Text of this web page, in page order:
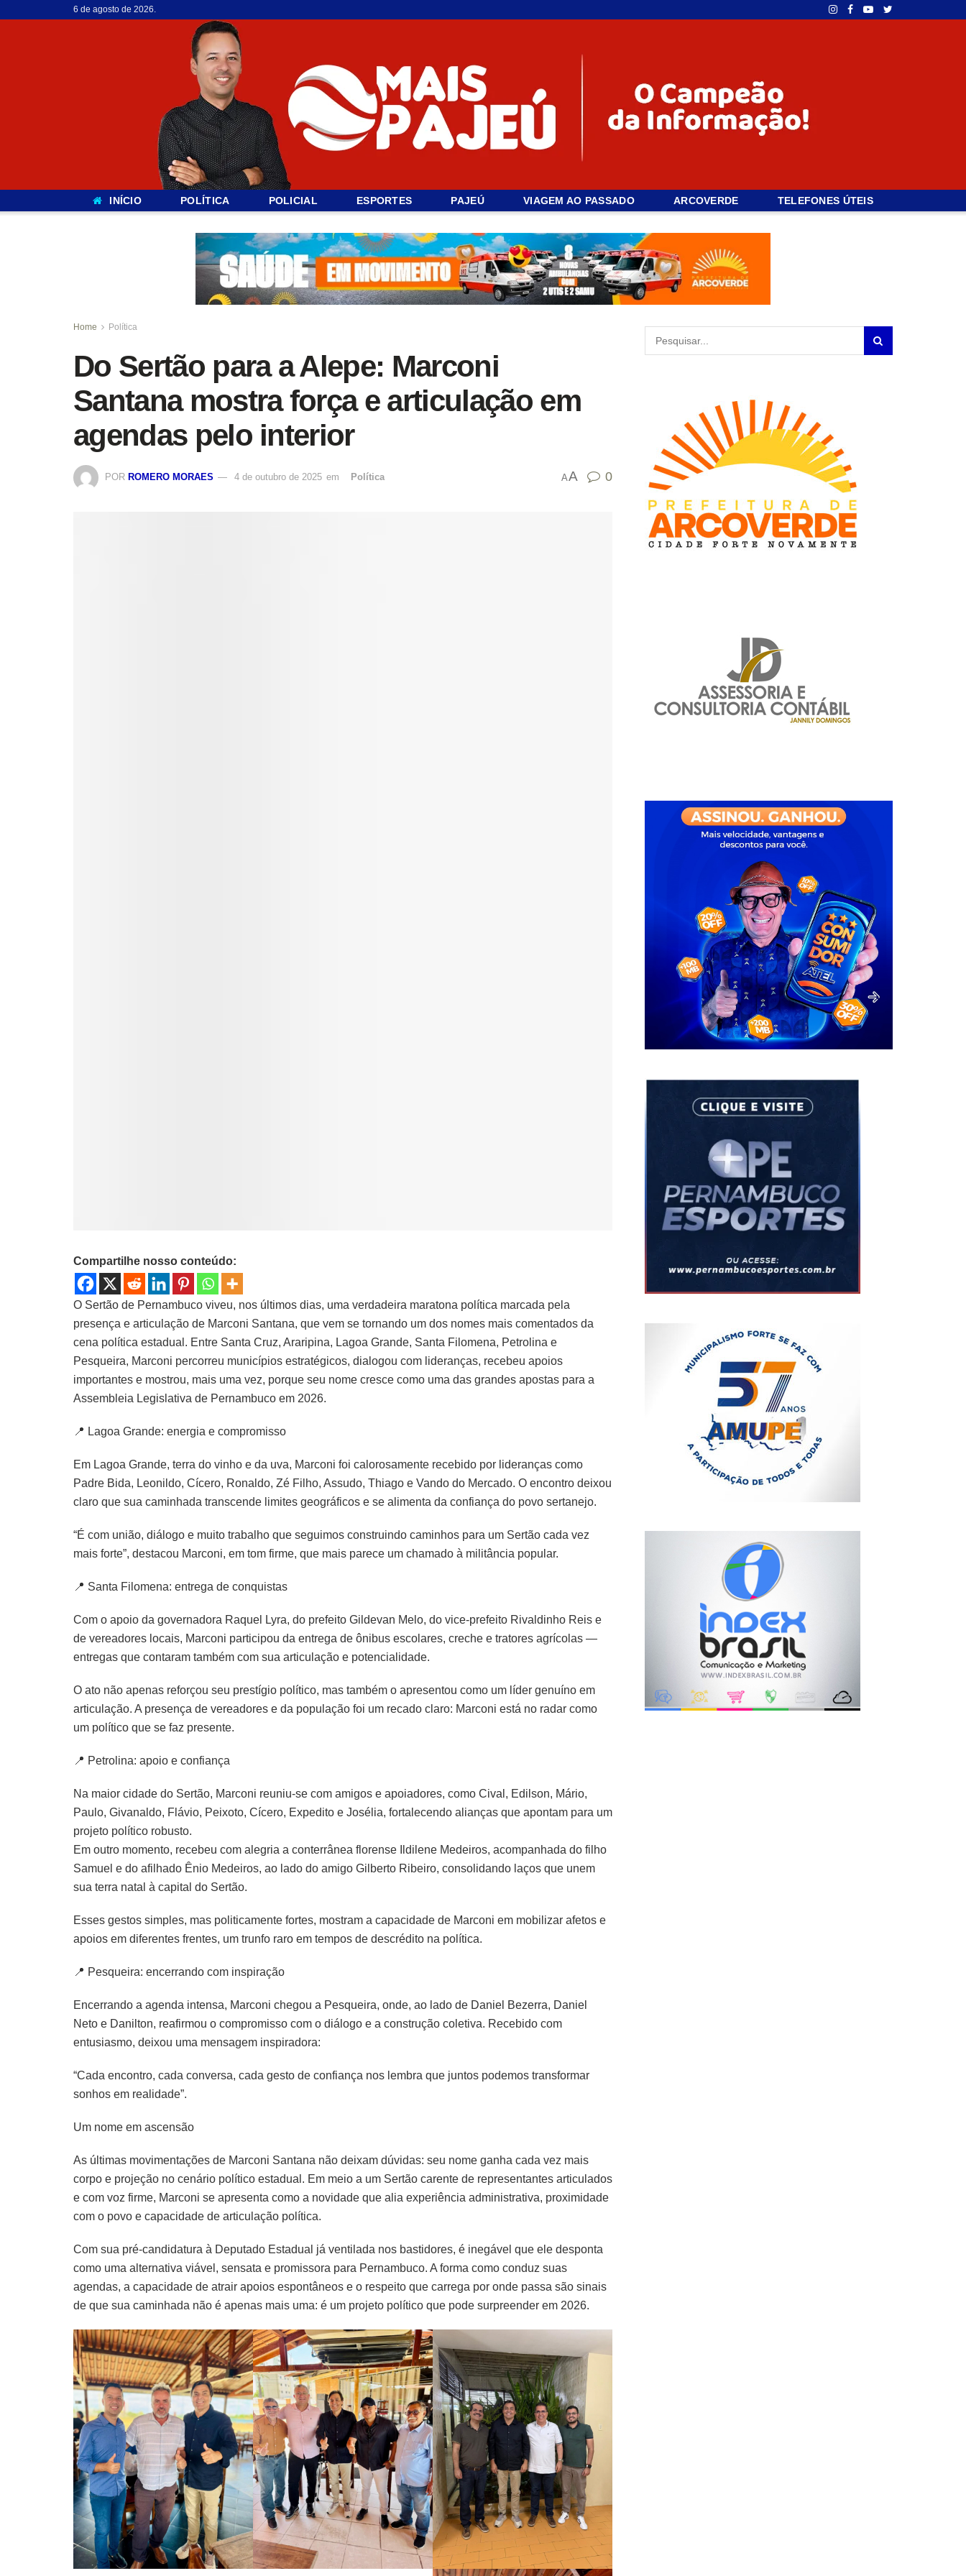
6 de agosto de 2026.
INÍCIO POLÍTICA POLICIAL ESPORTES PAJEÚ VIAGEM AO PASSADO ARCOVERDE TELEFONES ÚTEIS
Home Política
Do Sertão para a Alepe: Marconi
Santana mostra força e articulação em
agendas pelo interior
POR ROMERO MORAES 4 de outubro de 2025 emﾠ Política AA 0
Compartilhe nosso conteúdo:
O Sertão de Pernambuco viveu, nos últimos dias, uma verdadeira maratona política marcada pela
presença e articulação de Marconi Santana, que vem se tornando um dos nomes mais comentados da
cena política estadual. Entre Santa Cruz, Araripina, Lagoa Grande, Santa Filomena, Petrolina e
Pesqueira, Marconi percorreu municípios estratégicos, dialogou com lideranças, recebeu apoios
importantes e mostrou, mais uma vez, porque seu nome cresce como uma das grandes apostas para a
Assembleia Legislativa de Pernambuco em 2026.
📍 Lagoa Grande: energia e compromisso
Em Lagoa Grande, terra do vinho e da uva, Marconi foi calorosamente recebido por lideranças como
Padre Bida, Leonildo, Cícero, Ronaldo, Zé Filho, Assudo, Thiago e Vando do Mercado. O encontro deixou
claro que sua caminhada transcende limites geográficos e se alimenta da confiança do povo sertanejo.
“É com união, diálogo e muito trabalho que seguimos construindo caminhos para um Sertão cada vez
mais forte”, destacou Marconi, em tom firme, que mais parece um chamado à militância popular.
📍 Santa Filomena: entrega de conquistas
Com o apoio da governadora Raquel Lyra, do prefeito Gildevan Melo, do vice-prefeito Rivaldinho Reis e
de vereadores locais, Marconi participou da entrega de ônibus escolares, creche e tratores agrícolas —
entregas que contaram também com sua articulação e potencialidade.
O ato não apenas reforçou seu prestígio político, mas também o apresentou como um líder genuíno em
articulação. A presença de vereadores e da população foi um recado claro: Marconi está no radar como
um político que se faz presente.
📍 Petrolina: apoio e confiança
Na maior cidade do Sertão, Marconi reuniu-se com amigos e apoiadores, como Cival, Edilson, Mário,
Paulo, Givanaldo, Flávio, Peixoto, Cícero, Expedito e Josélia, fortalecendo alianças que apontam para um
projeto político robusto.
Em outro momento, recebeu com alegria a conterrânea florense Ildilene Medeiros, acompanhada do filho
Samuel e do afilhado Ênio Medeiros, ao lado do amigo Gilberto Ribeiro, consolidando laços que unem
sua terra natal à capital do Sertão.
Esses gestos simples, mas politicamente fortes, mostram a capacidade de Marconi em mobilizar afetos e
apoios em diferentes frentes, um trunfo raro em tempos de descrédito na política.
📍 Pesqueira: encerrando com inspiração
Encerrando a agenda intensa, Marconi chegou a Pesqueira, onde, ao lado de Daniel Bezerra, Daniel
Neto e Danilton, reafirmou o compromisso com o diálogo e a construção coletiva. Recebido com
entusiasmo, deixou uma mensagem inspiradora:
“Cada encontro, cada conversa, cada gesto de confiança nos lembra que juntos podemos transformar
sonhos em realidade”.
Um nome em ascensão
As últimas movimentações de Marconi Santana não deixam dúvidas: seu nome ganha cada vez mais
corpo e projeção no cenário político estadual. Em meio a um Sertão carente de representantes articulados
e com voz firme, Marconi se apresenta como a novidade que alia experiência administrativa, proximidade
com o povo e capacidade de articulação política.
Com sua pré-candidatura à Deputado Estadual já ventilada nos bastidores, é inegável que ele desponta
como uma alternativa viável, sensata e promissora para Pernambuco. A forma como conduz suas
agendas, a capacidade de atrair apoios espontâneos e o respeito que carrega por onde passa são sinais
de que sua caminhada não é apenas mais uma: é um projeto político que pode surpreender em 2026.